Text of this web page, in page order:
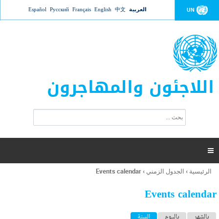
Jump to navigation UN العربية 中文
English
Français
Русский
Español
اللاجئون والمهاجرون
ت
ر
ل
ح
ب

أنت
هنا
الرئيسية › الجدول الزمني ›
Events calendar
Events calendar